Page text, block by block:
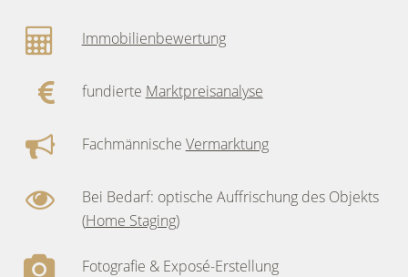
Immobilienbewertung
fundierte Marktpreisanalyse
Fachmännische Vermarktung
Bei Bedarf: optische Auffrischung des Objekts
(Home Staging)
Fotografie & Exposé-Erstellung